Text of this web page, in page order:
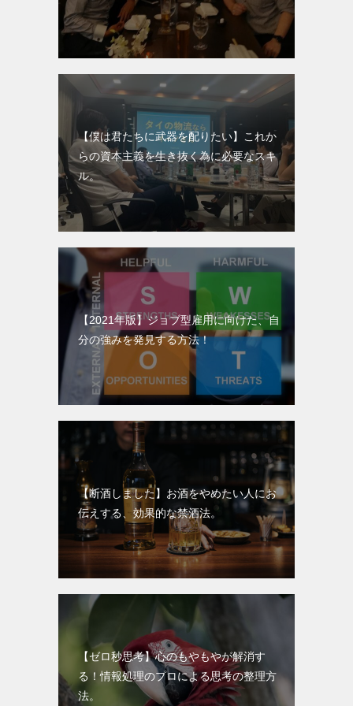
【僕は君たちに武器を配りたい】これか
らの資本主義を生き抜く為に必要なスキ
ル。
【2021年版】ジョブ型雇用に向けた、自
分の強みを発見する方法！
【断酒しました】お酒をやめたい人にお
伝えする、効果的な禁酒法。
【ゼロ秒思考】心のもやもやが解消す
る！情報処理のプロによる思考の整理方
法。